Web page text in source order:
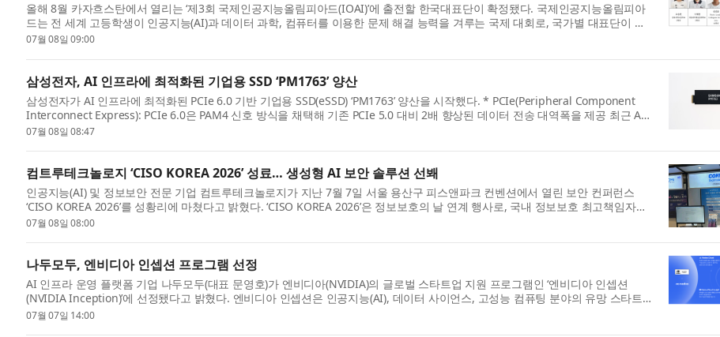
올해 8월 카자흐스탄에서 열리는 ‘제3회 국제인공지능올림피아드(IOAI)’에 출전할 한국대표단이 확정됐다. 국제인공지능올림피아
드는 전 세계 고등학생이 인공지능(AI)과 데이터 과학, 컴퓨터를 이용한 문제 해결 능력을 겨루는 국제 대회로, 국가별 대표단이 참
가한...
07월 08일 09:00
삼성전자, AI 인프라에 최적화된 기업용 SSD ‘PM1763’ 양산
삼성전자가 AI 인프라에 최적화된 PCIe 6.0 기반 기업용 SSD(eSSD) ‘PM1763’ 양산을 시작했다. * PCIe(Peripheral Component
Interconnect Express): PCIe 6.0은 PAM4 신호 방식을 채택해 기존 PCIe 5.0 대비 2배 향상된 데이터 전송 대역폭을 제공 최근 AI
학습과 ...
07월 08일 08:47
컴트루테크놀로지 ‘CISO KOREA 2026’ 성료… 생성형 AI 보안 솔루션 선봬
인공지능(AI) 및 정보보안 전문 기업 컴트루테크놀로지가 지난 7월 7일 서울 용산구 피스앤파크 컨벤션에서 열린 보안 컨퍼런스
‘CISO KOREA 2026’를 성황리에 마쳤다고 밝혔다. ‘CISO KOREA 2026’은 정보보호의 날 연계 행사로, 국내 정보보호 최고책임자
(CISO)와 ...
07월 08일 08:00
나두모두, 엔비디아 인셉션 프로그램 선정
AI 인프라 운영 플랫폼 기업 나두모두(대표 문영호)가 엔비디아(NVIDIA)의 글로벌 스타트업 지원 프로그램인 ‘엔비디아 인셉션
(NVIDIA Inception)’에 선정됐다고 밝혔다. 엔비디아 인셉션은 인공지능(AI), 데이터 사이언스, 고성능 컴퓨팅 분야의 유망 스타트
업을 발...
07월 07일 14:00